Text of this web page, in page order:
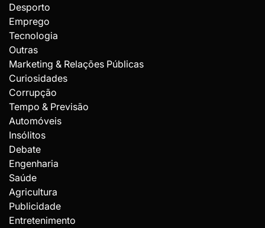
Desporto
Emprego
Tecnologia
Outras
Marketing & Relações Públicas
Curiosidades
Corrupção
Tempo & Previsão
Automóveis
Insólitos
Debate
Engenharia
Saúde
Agricultura
Publicidade
Entretenimento